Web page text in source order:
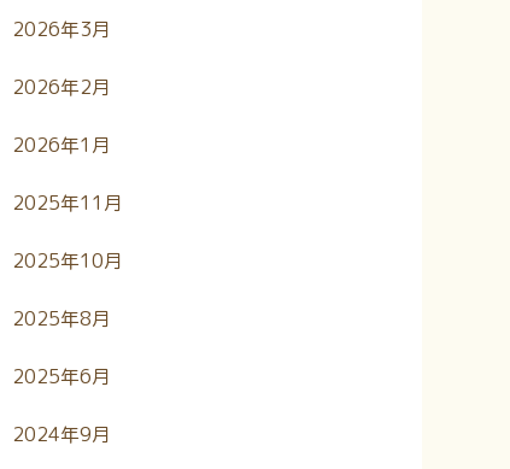
2026年3月
2026年2月
2026年1月
2025年11月
2025年10月
2025年8月
2025年6月
2024年9月